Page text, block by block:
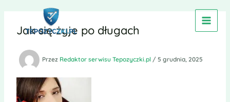
Jak się żyje po długach
Przez Redaktor serwisu Tepozyczki.pl / 5 grudnia, 2025